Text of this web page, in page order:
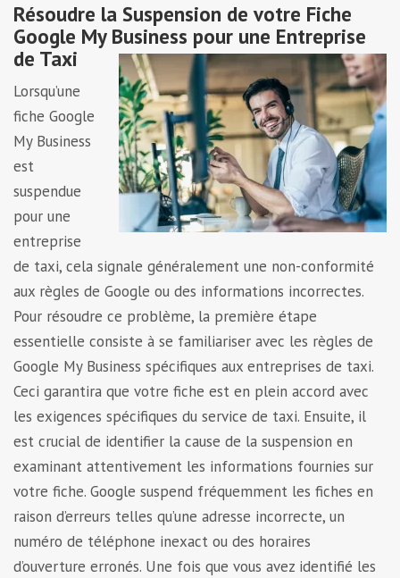
Résoudre la Suspension de votre Fiche
Google My Business pour une Entreprise
de Taxi
Lorsqu’une
fiche Google
My Business
est
suspendue
pour une
entreprise
de taxi, cela signale généralement une non-conformité
aux règles de Google ou des informations incorrectes.
Pour résoudre ce problème, la première étape
essentielle consiste à se familiariser avec les règles de
Google My Business spécifiques aux entreprises de taxi.
Ceci garantira que votre fiche est en plein accord avec
les exigences spécifiques du service de taxi. Ensuite, il
est crucial de identifier la cause de la suspension en
examinant attentivement les informations fournies sur
votre fiche. Google suspend fréquemment les fiches en
raison d’erreurs telles qu’une adresse incorrecte, un
numéro de téléphone inexact ou des horaires
d’ouverture erronés. Une fois que vous avez identifié les